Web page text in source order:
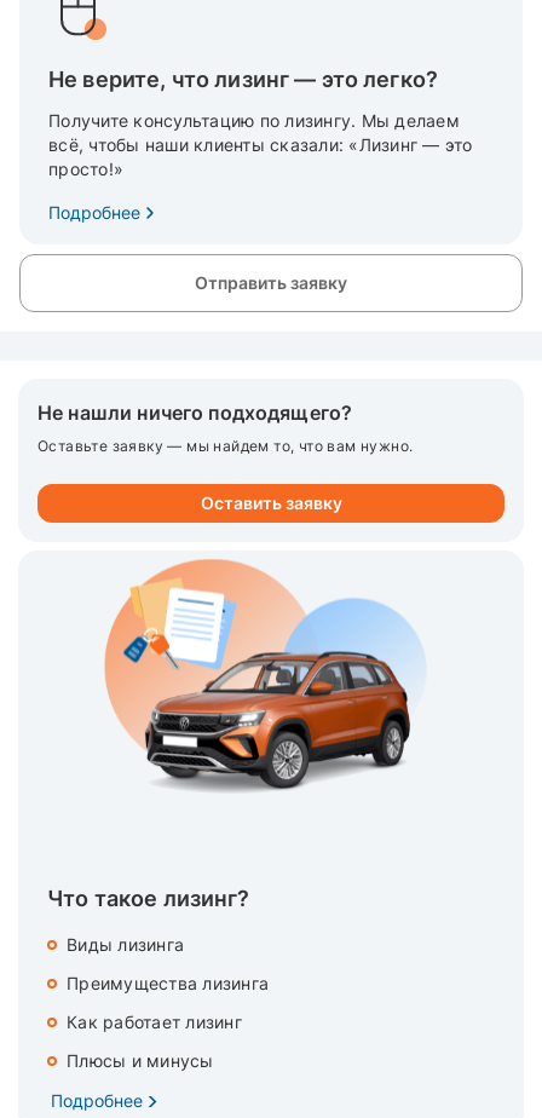
Не верите, что лизинг — это легко?
Получите консультацию по лизингу. Мы делаем
всё, чтобы наши клиенты сказали: «Лизинг — это
просто!»
Подробнее
Отправить заявку
Не нашли ничего подходящего?
Оставьте заявку — мы найдем то, что вам нужно.
Оставить заявку
Что такое лизинг?
Виды лизинга
Преимущества лизинга
Как работает лизинг
Плюсы и минусы
Подробнее